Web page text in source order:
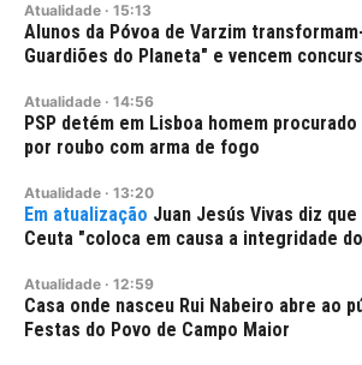
Atualidade · 15:13
Alunos da Póvoa de Varzim
Guardiões do Planeta" e vencem
Atualidade · 14:56
PSP detém em Lisboa homem
por roubo com arma de fogo
Atualidade · 13:20
Juan Jesús Vivas diz
Ceuta "coloca em causa a integridade
Atualidade · 12:59
Casa onde nasceu Rui Nabeiro abre ao
Festas do Povo de Campo Maior